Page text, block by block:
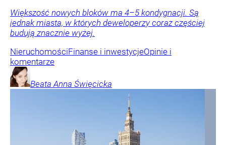
Większość nowych bloków ma 4–5 kondygnacji. Są
jednak miasta, w których deweloperzy coraz częściej
budują znacznie wyżej.
NieruchomościFinanse i inwestycjeOpinie i
komentarze
Beata Anna Święcicka